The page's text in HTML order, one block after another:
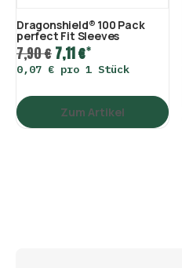
Dragonshield® 100 Pack
perfect Fit Sleeves
7,90 €7,11 €*
0,07 € pro 1 Stück
Zum Artikel